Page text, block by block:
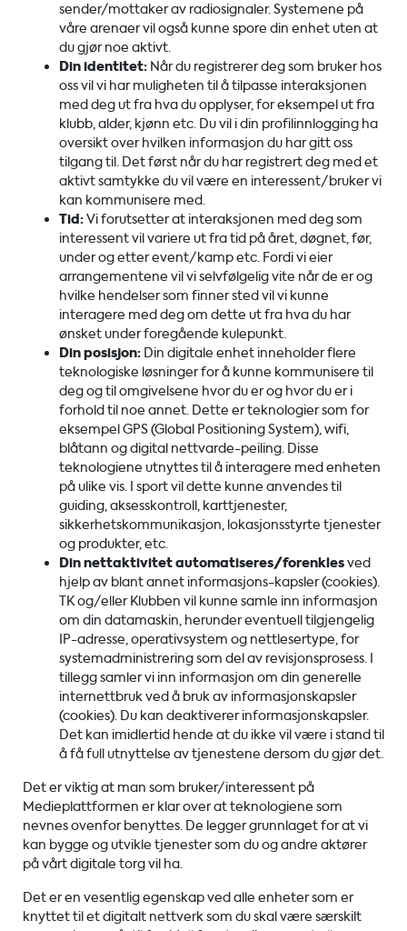
sender/mottaker av radiosignaler. Systemene på
våre arenaer vil også kunne spore din enhet uten at
du gjør noe aktivt.
Din identitet: Når du registrerer deg som bruker hos
oss vil vi har muligheten til å tilpasse interaksjonen
med deg ut fra hva du opplyser, for eksempel ut fra
klubb, alder, kjønn etc. Du vil i din profilinnlogging ha
oversikt over hvilken informasjon du har gitt oss
tilgang til. Det først når du har registrert deg med et
aktivt samtykke du vil være en interessent/bruker vi
kan kommunisere med.
Tid:Vi forutsetter at interaksjonen med deg som
interessent vil variere ut fra tid på året, døgnet, før,
under og etter event/kamp etc. Fordi vi eier
arrangementene vil vi selvfølgelig vite når de er og
hvilke hendelser som finner sted vil vi kunne
interagere med deg om dette ut fra hva du har
ønsket under foregående kulepunkt.
Din posisjon: Din digitale enhet inneholder flere
teknologiske løsninger for å kunne kommunisere til
deg og til omgivelsene hvor du er og hvor du er i
forhold til noe annet. Dette er teknologier som for
eksempel GPS (Global Positioning System), wifi,
blåtann og digital nettvarde-peiling. Disse
teknologiene utnyttes til å interagere med enheten
på ulike vis. I sport vil dette kunne anvendes til
guiding, aksesskontroll, karttjenester,
sikkerhetskommunikasjon, lokasjonsstyrte tjenester
og produkter, etc.
Din nettaktivitet automatiseres/forenklesved
hjelp av blant annet informasjons-kapsler (cookies).
TK og/eller Klubben vil kunne samle inn informasjon
om din datamaskin, herunder eventuell tilgjengelig
IP-adresse, operativsystem og nettlesertype, for
systemadministrering som del av revisjonsprosess. I
tillegg samler vi inn informasjon om din generelle
internettbruk ved å bruk av informasjonskapsler
(cookies). Du kan deaktiverer informasjonskapsler.
Det kan imidlertid hende at du ikke vil være i stand til
å få full utnyttelse av tjenestene dersom du gjør det.
Det er viktig at man som bruker/interessent på
Medieplattformen er klar over at teknologiene som
nevnes ovenfor benyttes. De legger grunnlaget for at vi
kan bygge og utvikle tjenester som du og andre aktører
på vårt digitale torg vil ha.
Det er en vesentlig egenskap ved alle enheter som er
knyttet til et digitalt nettverk som du skal være særskilt